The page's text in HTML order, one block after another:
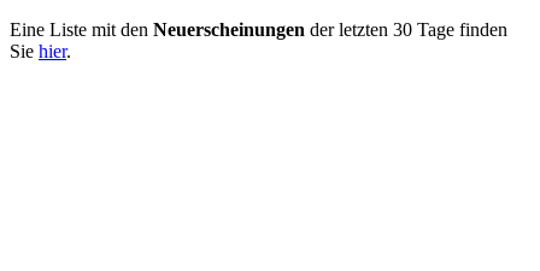
Eine Liste mit den Neuerscheinungen der letzten 30 Tage finden
Sie hier.